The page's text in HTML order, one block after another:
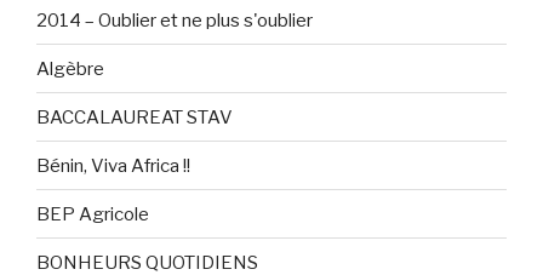
2014 – Oublier et ne plus s'oublier
Algèbre
BACCALAUREAT STAV
Bénin, Viva Africa !!
BEP Agricole
BONHEURS QUOTIDIENS